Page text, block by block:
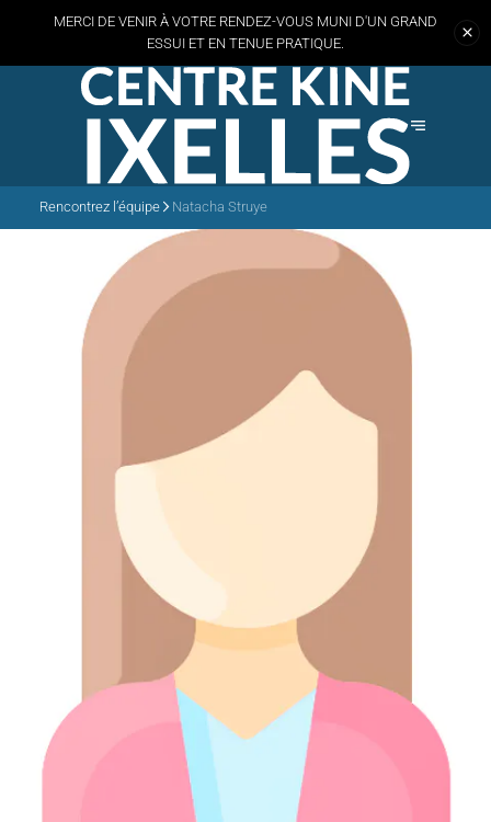
MERCI DE VENIR À VOTRE RENDEZ-VOUS MUNI D'UN GRAND
ESSUI ET EN TENUE PRATIQUE.
Rencontrez l’équipe Natacha Struye